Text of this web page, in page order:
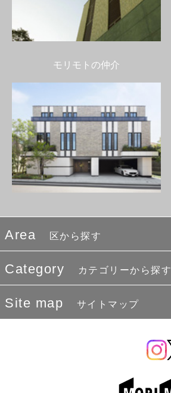
モリモトの仲介
Area 区から探す
Category カテゴリーから探す
Site map サイトマップ